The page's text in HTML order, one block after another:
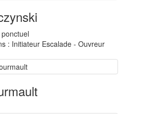
: Initiateur Escalade - Ouvreur